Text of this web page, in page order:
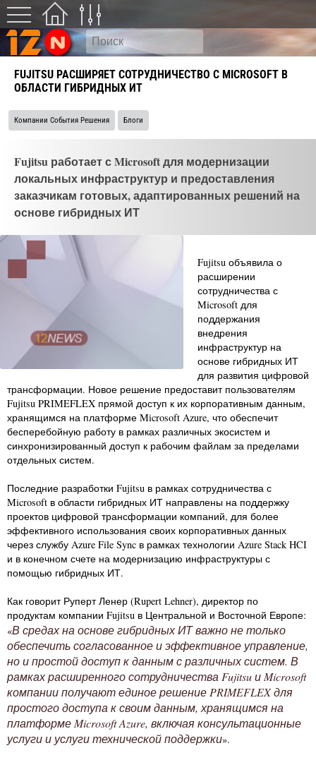
FUJITSU РАСШИРЯЕТ СОТРУДНИЧЕСТВО С MICROSOFT В
ОБЛАСТИ ГИБРИДНЫХ ИТ
Компании События Решения Блоги
Fujitsu работает с Microsoft для модернизации
локальных инфраструктур и предоставления
заказчикам готовых, адаптированных решений на
основе гибридных ИТ
Fujitsu объявила о
расширении
сотрудничества с
Microsoft для
поддержания
внедрения
инфраструктур на
основе гибридных ИТ
для развития цифровой
трансформации. Новое решение предоставит пользователям
Fujitsu PRIMEFLEX прямой доступ к их корпоративным данным,
хранящимся на платформе Microsoft Azure, что обеспечит
бесперебойную работу в рамках различных экосистем и
синхронизированный доступ к рабочим файлам за пределами
отдельных систем.
Последние разработки Fujitsu в рамках сотрудничества с
Microsoft в области гибридных ИТ направлены на поддержку
проектов цифровой трансформации компаний, для более
эффективного использования своих корпоративных данных
через службу Azure File Sync в рамках технологии Azure Stack HCI
и в конечном счете на модернизацию инфраструктуры с
помощью гибридных ИТ.
Как говорит Руперт Ленер (Rupert Lehner), директор по
продуктам компании Fujitsu в Центральной и Восточной Европе:
«В средах на основе гибридных ИТ важно не только
обеспечить согласованное и эффективное управление,
но и простой доступ к данным с различных систем. В
рамках расширенного сотрудничества Fujitsu и Microsoft
компании получают единое решение PRIMEFLEX для
простого доступа к своим данным, хранящимся на
платформе Microsoft Azure, включая консультационные
услуги и услуги технической поддержки».